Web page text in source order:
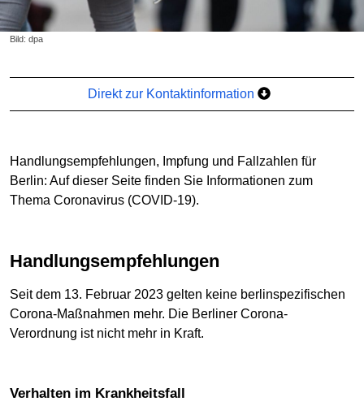
Bild: dpa
Direkt zur Kontaktinformation
Handlungsempfehlungen, Impfung und Fallzahlen für
Berlin: Auf dieser Seite finden Sie Informationen zum
Thema Coronavirus (COVID-19).
Handlungsempfehlungen
Seit dem 13. Februar 2023 gelten keine berlinspezifischen
Corona-Maßnahmen mehr. Die Berliner Corona-
Verordnung ist nicht mehr in Kraft.
Verhalten im Krankheitsfall